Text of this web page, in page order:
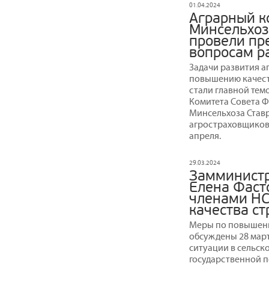
01.04.2024
Аграрный
провели
вопросам
Задачи развития
повышению
стали главной
Комитета Совета
Минсельхоза
апреля.
29.03.2024
Елена
членами
качества
Меры по
обсуждены 28
ситуации в
государственной